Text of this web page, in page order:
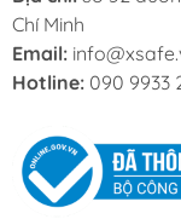
Chí Minh
Email:
Hotline: 090 9933